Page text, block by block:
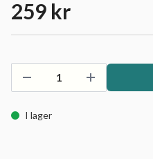
259 kr
I lager